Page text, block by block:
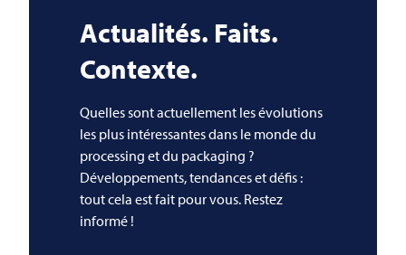
Actualités. Faits.
Contexte.
Quelles sont actuellement les évolutions
les plus intéressantes dans le monde du
processing et du packaging ?
Développements, tendances et défis :
tout cela est fait pour vous. Restez
informé !